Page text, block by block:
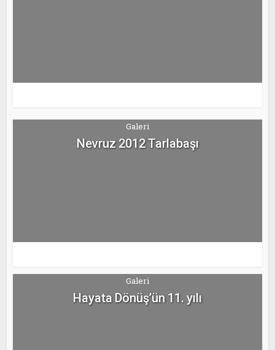
Galeri
Nevruz 2012 Tarlabaşı
Galeri
Hayata Dönüş’ün 11. yılı